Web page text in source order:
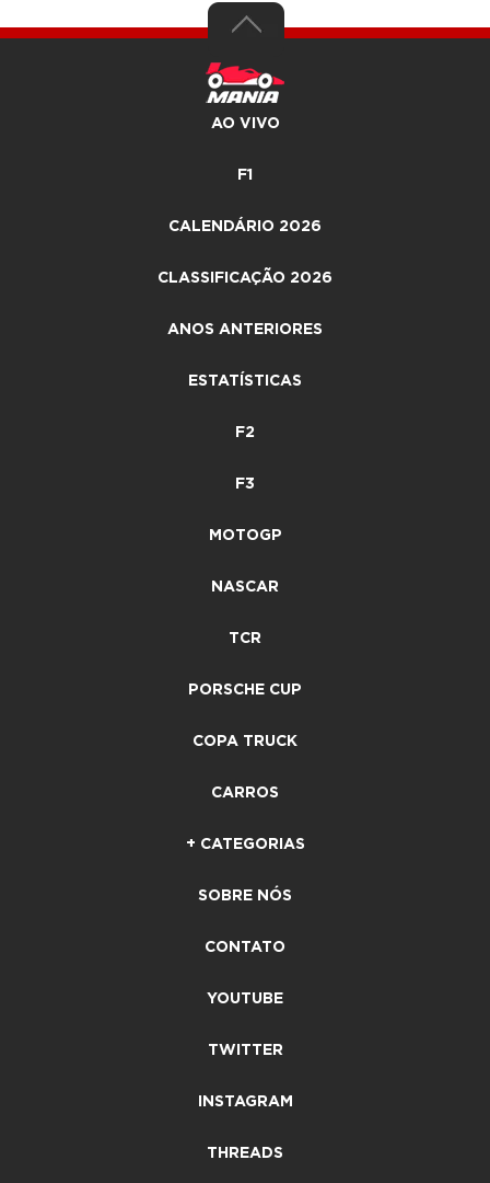
AO VIVO
F1
CALENDÁRIO 2026
CLASSIFICAÇÃO 2026
ANOS ANTERIORES
ESTATÍSTICAS
F2
F3
MOTOGP
NASCAR
TCR
PORSCHE CUP
COPA TRUCK
CARROS
+ CATEGORIAS
SOBRE NÓS
CONTATO
YOUTUBE
TWITTER
INSTAGRAM
THREADS